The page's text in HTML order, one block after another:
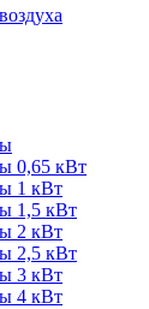
0,65 кВт
1 кВт
1,5 кВт
2 кВт
2,5 кВт
3 кВт
4 кВт